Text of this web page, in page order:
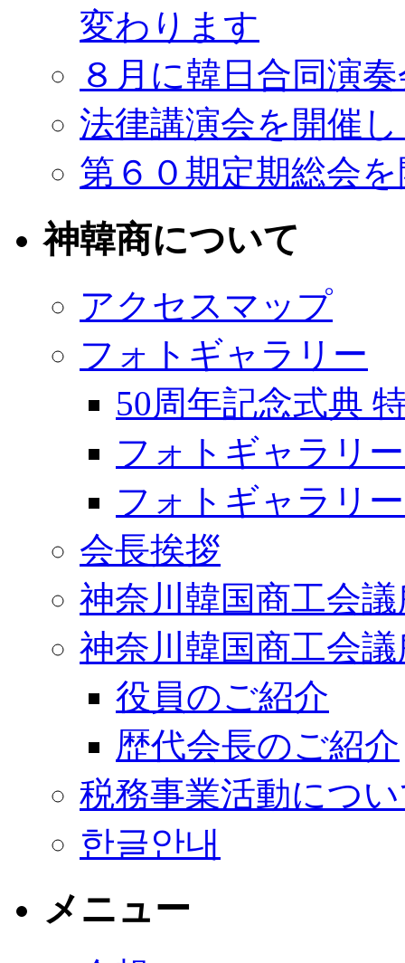
変わります
８月に韓日合同演
法律講演会を開催
第６０期定期総会
神韓商について
アクセスマップ
フォトギャラリー
50周年記念式典
フォトギャラリ
フォトギャラリ
会長挨拶
神奈川韓国商工会
神奈川韓国商工会
役員のご紹介
歴代会長のご紹介
税務事業活動につ
한글안내
メニュー